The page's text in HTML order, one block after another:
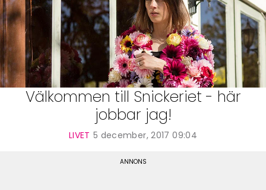
Hälsa
Relationer
Handarbete
Hem
Om Anna María
Kategorier
Arkiv
Kontakt
Välkommen till Snickeriet - här
jobbar jag!
LIVET 5 december, 2017 09:04